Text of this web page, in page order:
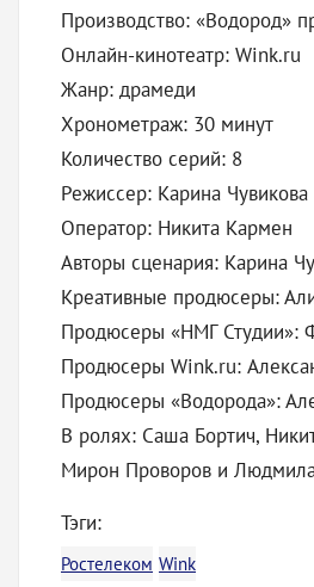
Производство: «Водород»
Онлайн-кинотеатр: Wink.ru
Жанр: драмеди
Хронометраж: 30 минут
Количество серий: 8
Режиссер: Карина Чувикова
Оператор: Никита Кармен
Авторы сценария: Карина
Креативные продюсеры:
Продюсеры «НМГ Студии»:
Продюсеры Wink.ru:
Продюсеры «Водорода»:
В ролях: Саша Бортич,
Мирон Проворов и
Тэги:
Ростелеком Wink